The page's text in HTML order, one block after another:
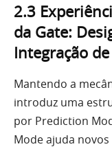
2.3
da Gate:
Integração
Mantendo a
introduz uma
por Prediction
Mode ajuda